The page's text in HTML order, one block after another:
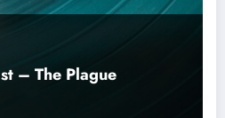
– The Plague